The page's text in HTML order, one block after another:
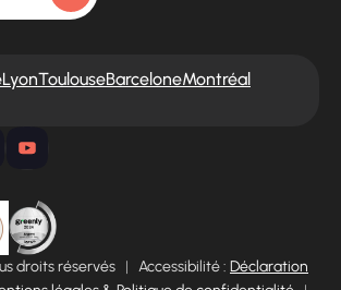
LyonToulouseBarceloneMontréal
droits réservés | Accessibilité : Déclaration